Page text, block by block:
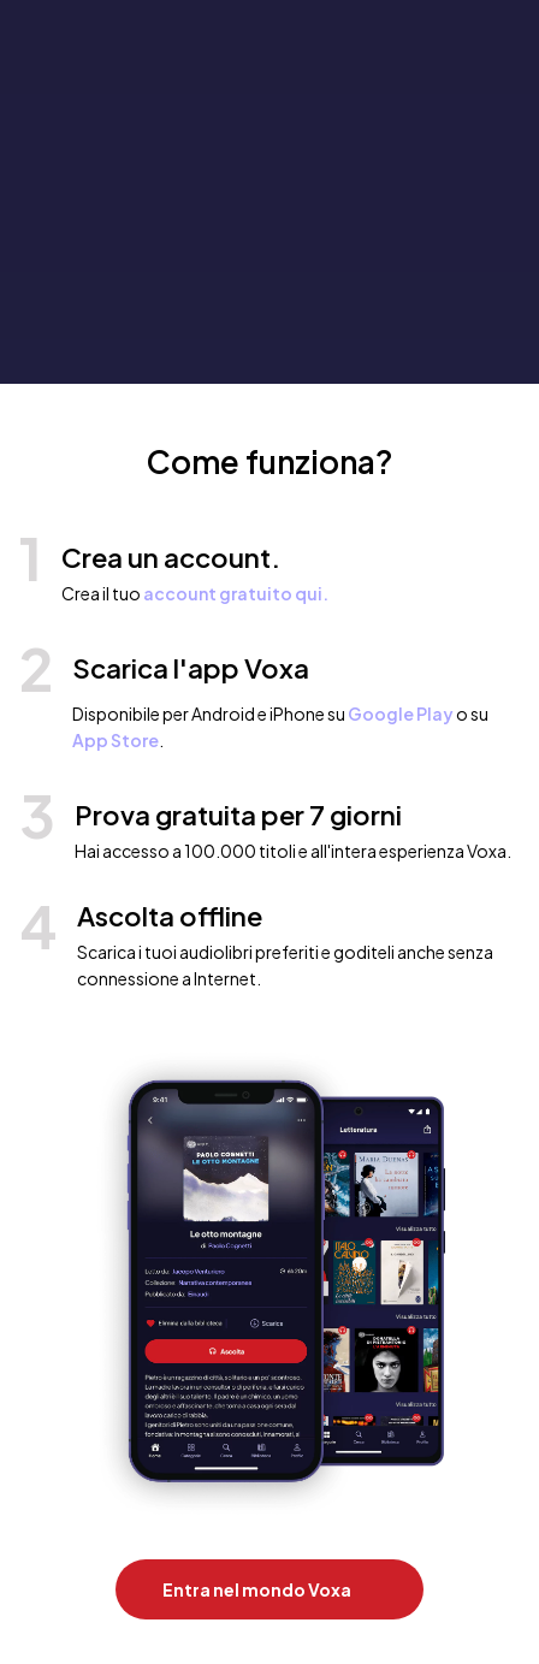
Come funziona?
1 Crea un account.
Crea il tuo account gratuito qui.
2 Scarica l'app Voxa
Disponibile per Android e iPhone su Google Playo su
App Store
3 Prova gratuita per 7 giorni
Hai accesso a 100.000 titoli e all'intera esperienza Voxa.
4 Ascolta offline
Scarica i tuoi audiolibri preferiti e goditeli anche senza
connessione a Internet.
Entra nel mondo Voxa